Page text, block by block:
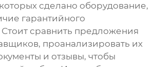
сделано оборудование,
гарантийного
сравнить предложения
проанализировать их
и отзывы, чтобы